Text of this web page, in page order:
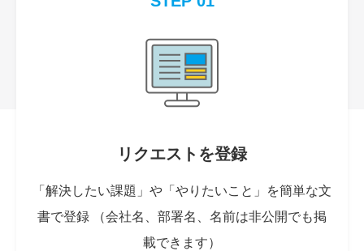
リクエストを登録
「解決したい課題」や「やりたいこと」を簡単な文
書で登録 （会社名、部署名、名前は非公開でも掲
載できます）